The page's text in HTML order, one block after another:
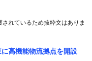
れているため抜粋文はありま
高機能物流拠点を開設